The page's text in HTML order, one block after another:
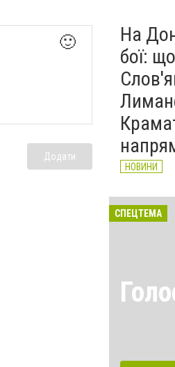
🙂
Додати
На
бої:
НОВИНИ
СПЕЦТЕМА